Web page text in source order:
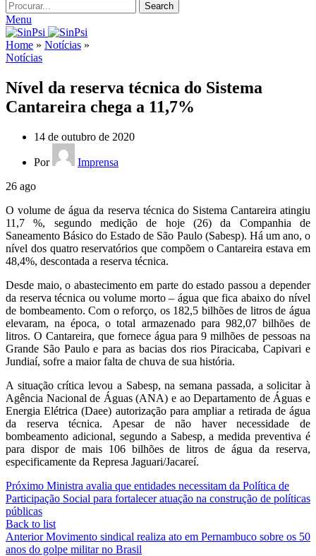
Search
Menu
Home » Notícias »
Notícias
Nível da reserva técnica do Sistema
Cantareira chega a 11,7%
14 de outubro de 2020
Por
Imprensa
26 ago
O volume de água da reserva técnica do Sistema Cantareira atingiu
11,7 %, segundo medição de hoje (26) da Companhia de
Saneamento Básico do Estado de São Paulo (Sabesp). Há um ano, o
nível dos quatro reservatórios que compõem o Cantareira estava em
48,4%, descontada a reserva técnica.
Desde maio, o abastecimento em parte do estado passou a depender
da reserva técnica ou volume morto – água que fica abaixo do nível
de bombeamento. Com o reforço, os 182,5 bilhões de litros de água
elevaram, na época, o total armazenado para 982,07 bilhões de
litros. O Cantareira, que fornece água para 9 milhões de pessoas na
Grande São Paulo e para as bacias dos rios Piracicaba, Capivari e
Jundiaí, sofre a maior falta de chuva de sua história.
A situação crítica levou a Sabesp, na semana passada, a solicitar à
Agência Nacional de Águas (ANA) e ao Departamento de Águas e
Energia Elétrica (Daee) autorização para ampliar a retirada de água
da reserva técnica. Apesar de não haver necessidade de
bombeamento adicional, segundo a Sabesp, a medida preventiva é
para dispor de mais 106 bilhões de litros de água da reserva,
especificamente da Represa Jaguari/Jacareí.
Próximo Ministra avalia que entidades necessitam da Política de
Participação Social para fortalecer atuação na construção de políticas
públicas
Back to list
Anterior Movimento sindical realiza ato em Pernambuco sobre os 50
anos do golpe militar no Brasil